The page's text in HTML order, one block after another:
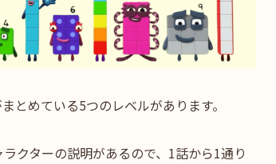
とめている5つのレベルがあります。
クターの説明があるので、1話から1通り